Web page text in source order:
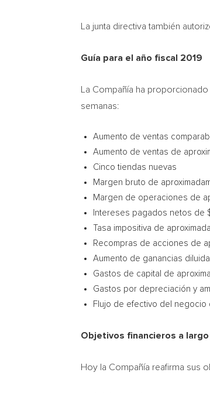
La junta directiva también
Guía para el año fiscal 2019
La Compañía ha
semanas:
Aumento de ventas
Aumento de ventas de
Cinco tiendas nuevas
Margen bruto de
Margen de operaciones de
Intereses pagados netos de
Tasa impositiva de
Recompras de acciones de
Aumento de ganancias
Gastos de capital de
Gastos por depreciación y
Flujo de efectivo del negocio
Objetivos financieros a largo
Hoy la Compañía reafirma sus